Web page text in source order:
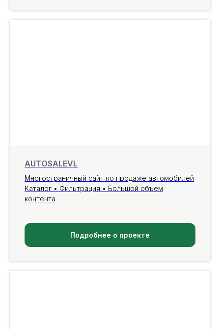
AUTOSALEVL
Многостраничный сайт по продаже автомобилей
Каталог • Фильтрация • Большой объем
контента
Подробнее о проекте